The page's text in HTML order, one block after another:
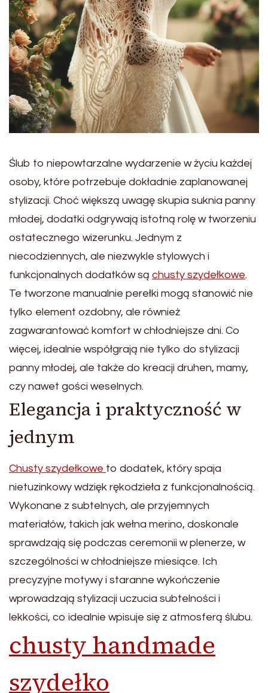
Ślub to niepowtarzalne wydarzenie w życiu każdej
osoby, które potrzebuje dokładnie zaplanowanej
stylizacji. Choć większą uwagę skupia suknia panny
młodej, dodatki odgrywają istotną rolę w tworzeniu
ostatecznego wizerunku. Jednym z
niecodziennych, ale niezwykle stylowych i
funkcjonalnych dodatków są chusty szydełkowe.
Te tworzone manualnie perełki mogą stanowić nie
tylko element ozdobny, ale również
zagwarantować komfort w chłodniejsze dni. Co
więcej, idealnie współgrają nie tylko do stylizacji
panny młodej, ale także do kreacji druhen, mamy,
czy nawet gości weselnych.
Elegancja i praktyczność w
jednym
Chusty szydełkowe to dodatek, który spaja
nietuzinkowy wdzięk rękodzieła z funkcjonalnością.
Wykonane z subtelnych, ale przyjemnych
materiałów, takich jak wełna merino, doskonale
sprawdzają się podczas ceremonii w plenerze, w
szczególności w chłodniejsze miesiące. Ich
precyzyjne motywy i staranne wykończenie
wprowadzają stylizacji uczucia subtelności i
lekkości, co idealnie wpisuje się z atmosferą ślubu.
chusty handmade
szydełko